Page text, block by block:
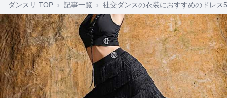
ダンスリ TOP › 記事一覧 › 社交ダンスの衣装におすすめのドレ